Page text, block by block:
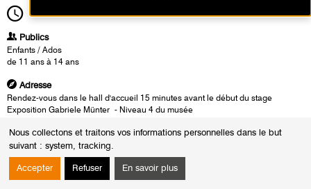
Nous collectons et traitons vos informations personnelles dans le but
suivant : system, tracking.
Accepter Refuser En savoir plus
13h30Durée4h00
Publics
Enfants / Ados
de 11 ans à 14 ans
Adresse
Rendez-vous dans le hall d'accueil 15 minutes avant le début du stage
Exposition Gabriele Münter - Niveau 4 du musée
Heures
Du :
Mardi 15 avril 2025
au :
Mercredi 9 juillet 2025
Le :
Mardi 8 juillet 2025 de 13h30 à 17h30
Mercredi 9 juillet 2025 de 13h30 à 17h30